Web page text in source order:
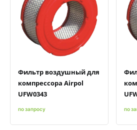
Быстрый просмотр
Добавить к сравнению
Добавить в избранное
Фильтр воздушный для
компрессора Airpol
UFW0343
по запросу по